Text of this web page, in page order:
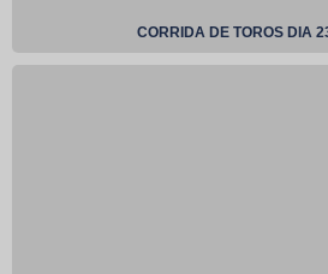
CORRIDA DE TOROS DIA